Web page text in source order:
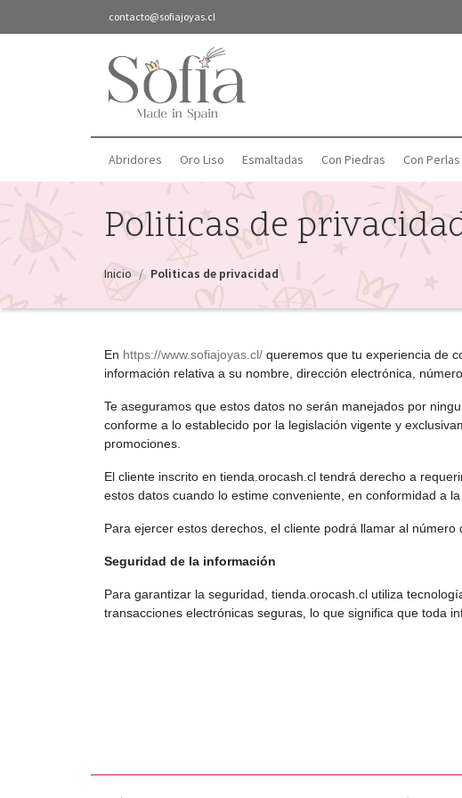
contacto@sofiajoyas.cl
Abridores Oro Liso Esmaltadas Con Piedras Con
Politicas de
Inicio Politicas de privacidad
En https://www.sofiajoyas.cl/ queremos que tu experiencia de
información relativa a su nombre, dirección electrónica,
Te aseguramos que estos datos no serán manejados por
conforme a lo establecido por la legislación vigente y
promociones.
El cliente inscrito en tienda.orocash.cl tendrá derecho a
estos datos cuando lo estime conveniente, en conformidad a la
Para ejercer estos derechos, el cliente podrá llamar al
Seguridad de la información
Para garantizar la seguridad, tienda.orocash.cl utiliza
transacciones electrónicas seguras, lo que significa que toda